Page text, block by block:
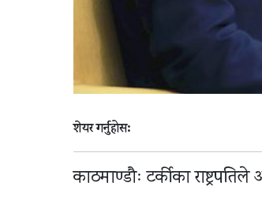
शेयर गर्नुहोस:
काठमाण्डौः टर्कीका